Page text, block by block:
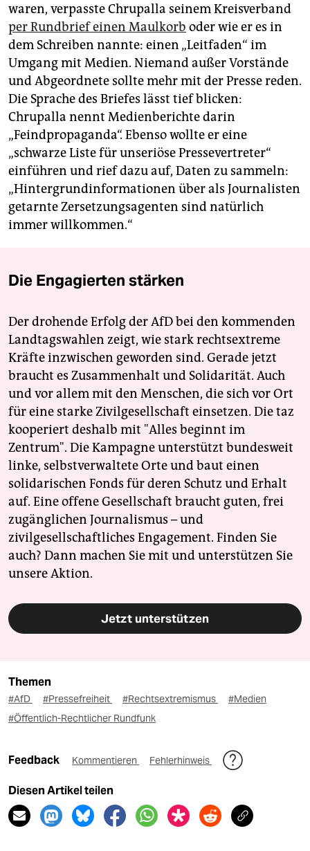
waren, verpasste Chrupalla seinem Kreisverband
per Rundbrief einen Maulkorb oder wie er es in
dem Schreiben nannte: einen „Leitfaden“ im
Umgang mit Medien. Niemand außer Vorstände
und Abgeordnete sollte mehr mit der Presse reden.
Die Sprache des Briefes lässt tief blicken:
Chrupalla nennt Medienberichte darin
„Feindpropaganda“. Ebenso wollte er eine
„schwarze Liste für unseriöse Pressevertreter“
einführen und rief dazu auf, Daten zu sammeln:
„Hintergrundinformationen über als Journalisten
getarnte Zersetzungsagenten sind natürlich
immer willkommen.“
Die Engagierten stärken
Der drohende Erfolg der AfD bei den kommenden
Landtagswahlen zeigt, wie stark rechtsextreme
Kräfte inzwischen geworden sind. Gerade jetzt
braucht es Zusammenhalt und Solidarität. Auch
und vor allem mit den Menschen, die sich vor Ort
für eine starke Zivilgesellschaft einsetzen. Die taz
kooperiert deshalb mit "Alles beginnt im
Zentrum". Die Kampagne unterstützt bundesweit
linke, selbstverwaltete Orte und baut einen
solidarischen Fonds für deren Schutz und Erhalt
auf. Eine offene Gesellschaft braucht guten, frei
zugänglichen Journalismus – und
zivilgesellschaftliches Engagement. Finden Sie
auch? Dann machen Sie mit und unterstützen Sie
unsere Aktion.
Jetzt unterstützen
Themen
#AfD #Pressefreiheit #Rechtsextremismus
#Medien
#Öffentlich-Rechtlicher Rundfunk
Feedback Kommentieren Fehlerhinweis
Diesen Artikel teilen